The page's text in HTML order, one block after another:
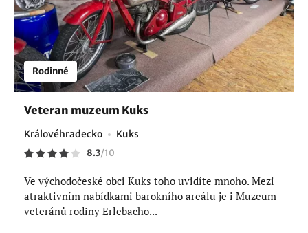
Rodinné
Veteran muzeum Kuks
Královéhradecko Kuks
8.3/10
Ve východočeské obci Kuks toho uvidíte mnoho. Mezi
atraktivním nabídkami barokního areálu je i Muzeum
veteránů rodiny Erlebacho...